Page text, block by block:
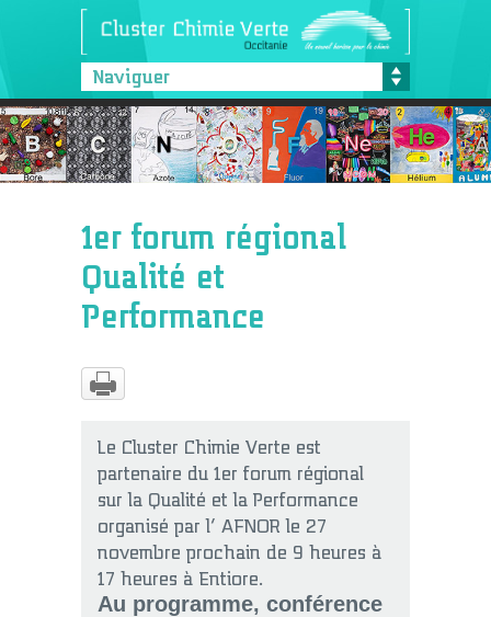
Naviguer
1er forum régional
Qualité et
Performance
Le Cluster Chimie Verte est
partenaire du 1er forum régional
sur la Qualité et la Performance
organisé par l’ AFNOR le 27
novembre prochain de 9 heures à
17 heures à Entiore.
Au programme, conférence